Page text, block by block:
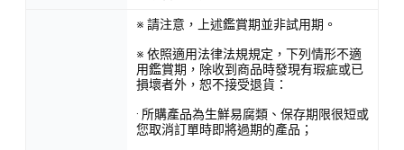
※ 請注意，上述鑑賞期並非試用期。
※ 依照適用法律法規規定，下列情形不適
用鑑賞期，除收到商品時發現有瑕疵或已
損壞者外，恕不接受退貨：
· 所購產品為生鮮易腐類、保存期限很短或
您取消訂單時即將過期的產品；